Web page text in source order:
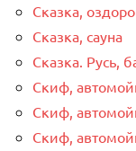
Сказка,
Сказка, сауна
Сказка. Русь,
Скиф,
Скиф,
Скиф,